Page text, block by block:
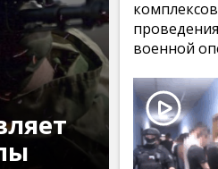
военной